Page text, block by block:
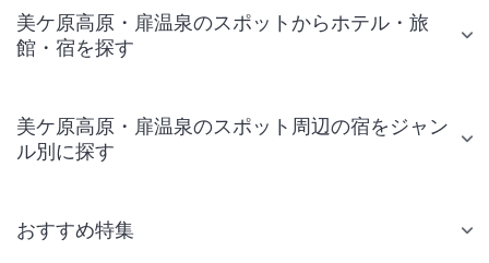
美ケ原高原・扉温泉のスポットからホテル・旅
館・宿を探す
美ケ原高原・扉温泉のスポット周辺の宿をジャン
ル別に探す
おすすめ特集